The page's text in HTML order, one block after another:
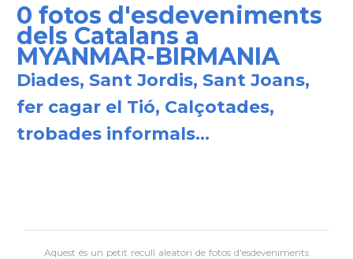
0 fotos d'esdeveniments
dels Catalans a
MYANMAR-BIRMANIA
Diades, Sant Jordis, Sant Joans,
fer cagar el Tió, Calçotades,
trobades informals...
Aquest és un petit recull aleatori defotos d'esdeveniments